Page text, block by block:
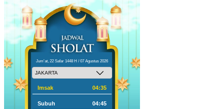
Jum'at, 22 Safar 1448 H / 07 Agustus 2026
Imsak 04:35
Subuh 04:45